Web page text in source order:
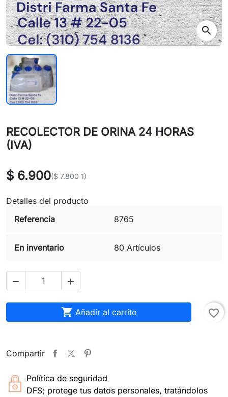
search
RECOLECTOR DE ORINA 24 HORAS
(IVA)
$ 6.900($ 7.800 1)
Detalles del producto
Referencia
8765
En inventario 80 Artículos
 
 Añadir al carrito favorite_border
Compartir
Política de seguridad
DFS; protege tus datos personales, tratándolos